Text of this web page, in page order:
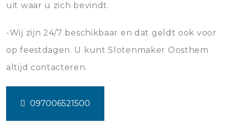
uit waar u zich bevindt.
-Wij zijn 24/7 beschikbaar en dat geldt ook voor
op feestdagen. U kunt Slotenmaker Oosthem
altijd contacteren.
097006521500